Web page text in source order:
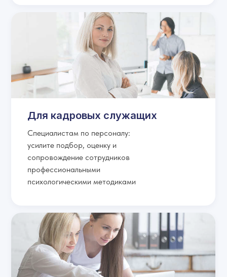
Специалистам по персоналу:
усилите подбор, оценку и
сопровождение сотрудников
профессиональными
психологическими методиками
Для кадровых служащих